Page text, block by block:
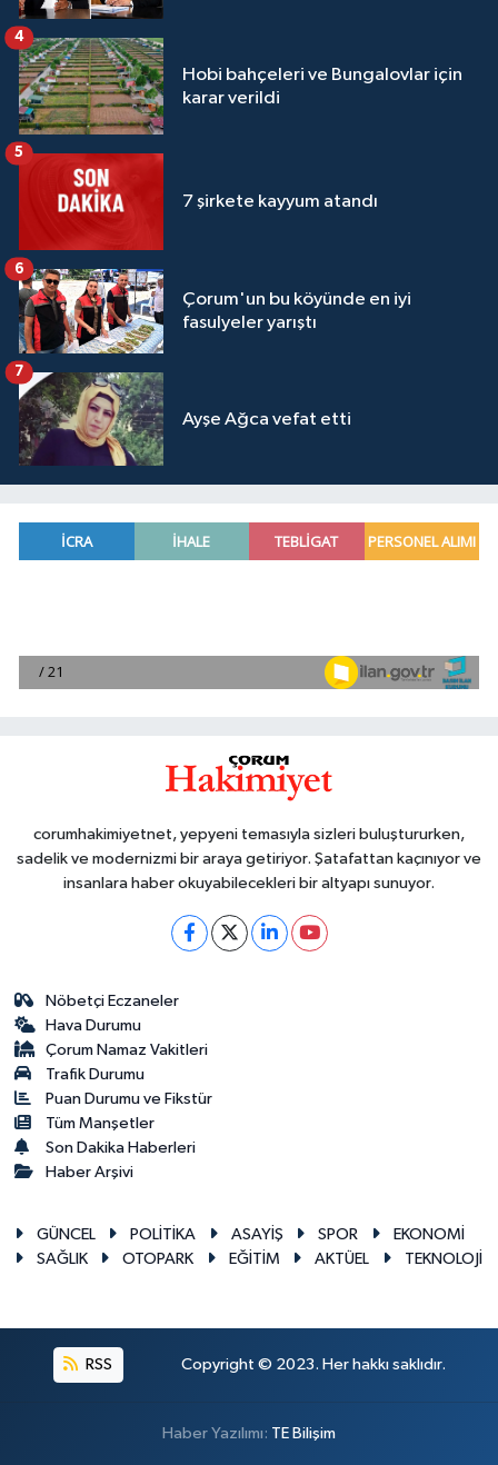
Hobi bahçeleri ve Bungalovlar için
karar verildi
4
7 şirkete kayyum atandı
5
Çorum'un bu köyünde en iyi
fasulyeler yarıştı
6
Ayşe Ağca vefat etti
7
corumhakimiyetnet, yepyeni temasıyla sizleri buluştururken,
sadelik ve modernizmi bir araya getiriyor. Şatafattan kaçınıyor ve
insanlara haber okuyabilecekleri bir altyapı sunuyor.
Nöbetçi Eczaneler
Hava Durumu
Çorum Namaz Vakitleri
Trafik Durumu
Puan Durumu ve Fikstür
Tüm Manşetler
Son Dakika Haberleri
Haber Arşivi
GÜNCEL POLİTİKA ASAYİŞ SPOR
EKONOMİ
SAĞLIK
OTOPARK EĞİTİM AKTÜEL TEKNOLOJİ
RSS Copyright © 2023. Her hakkı saklıdır.
Haber Yazılımı: TE Bilişim